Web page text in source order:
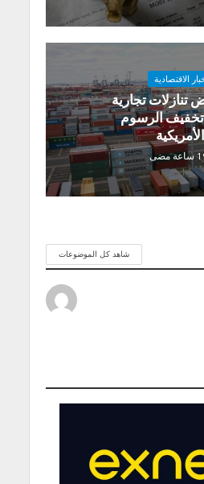
الاقتصادية
تنازلات تجارية
الرسوم
الأمريكية
مضى
شاهد كل الموضوعات